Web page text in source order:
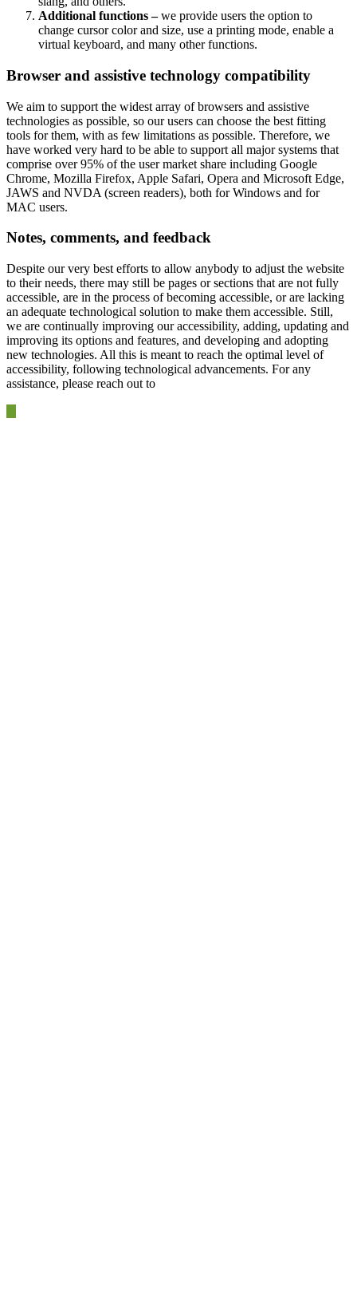
Additional functions –we provide users the option to
change cursor color and size, use a printing mode, enable a
virtual keyboard, and many other functions.
Browser and assistive technology compatibility
We aim to support the widest array of browsers and assistive
technologies as possible, so our users can choose the best fitting
tools for them, with as few limitations as possible. Therefore, we
have worked very hard to be able to support all major systems that
comprise over 95% of the user market share including Google
Chrome, Mozilla Firefox, Apple Safari, Opera and Microsoft Edge,
JAWS and NVDA (screen readers), both for Windows and for
MAC users.
Notes, comments, and feedback
Despite our very best efforts to allow anybody to adjust the website
to their needs, there may still be pages or sections that are not fully
accessible, are in the process of becoming accessible, or are lacking
an adequate technological solution to make them accessible. Still,
we are continually improving our accessibility, adding, updating and
improving its options and features, and developing and adopting
new technologies. All this is meant to reach the optimal level of
accessibility, following technological advancements. For any
assistance, please reach out to